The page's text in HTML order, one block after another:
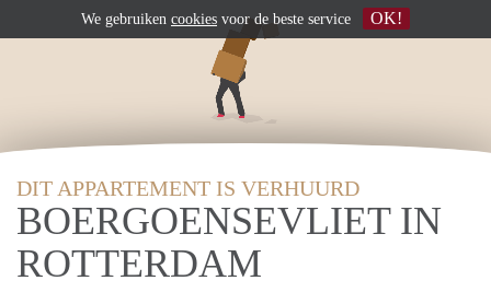
DIT APPARTEMENT IS VERHUURD
BOERGOENSEVLIET IN
ROTTERDAM
We gebruiken cookies voor de beste service OK!